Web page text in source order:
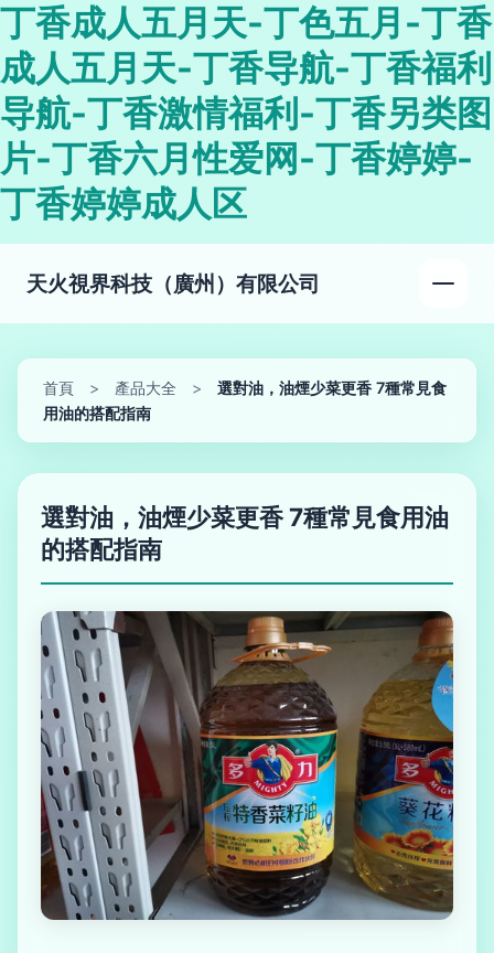
丁香成人五月天-丁色五月-丁香
成人五月天-丁香导航-丁香福利
导航-丁香激情福利-丁香另类图
片-丁香六月性爱网-丁香婷婷-
丁香婷婷成人区
天火視界科技（廣州）有限公司
首頁 > 產品大全 >
選對油，油煙少菜更香 7種常見食
用油的搭配指南
選對油，油煙少菜更香 7種常見食用油
的搭配指南